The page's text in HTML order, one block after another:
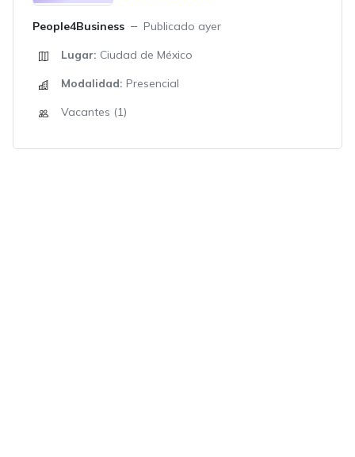
People4Business
Publicado ayer
Lugar: Ciudad de México
Modalidad: Presencial
Vacantes (1)